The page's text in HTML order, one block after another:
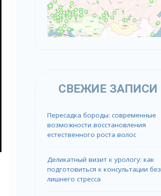
СВЕЖИЕ ЗАПИСИ
Пересадка бороды: современные
возможности восстановления
естественного роста волос
Деликатный визит к урологу: как
подготовиться к консультации без
лишнего стресса